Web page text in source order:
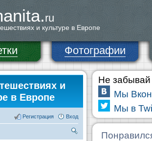
ru
и культуре в Европе
Фотографии
и
в Европе
Вход
Регистрация
Не забывай
Мы
Мы в